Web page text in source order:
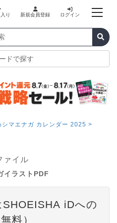
り 新規会員登録 ログイン
ドで探す
シマエナガ カレンダー 2025 >
ァイル
イラストPDF
iDへの
料）